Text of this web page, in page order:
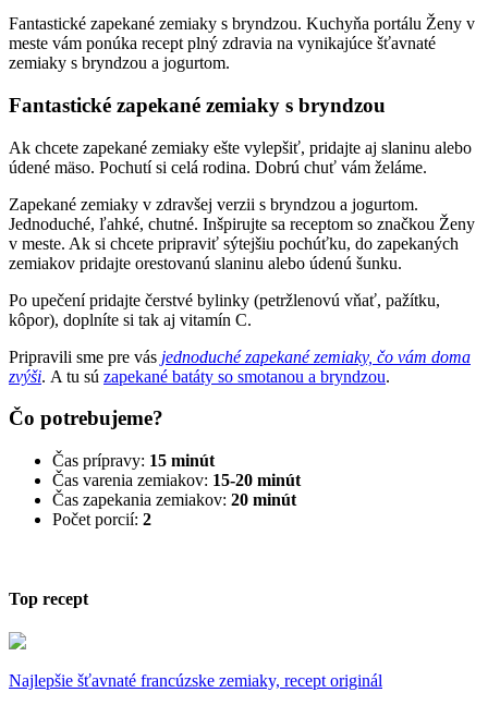
Fantastické zapekané zemiaky s bryndzou. Kuchyňa portálu Ženy v
meste vám ponúka recept plný zdravia na vynikajúce šťavnaté
zemiaky s bryndzou a jogurtom.
Fantastické zapekané zemiaky s bryndzou
Ak chcete zapekané zemiaky ešte vylepšiť, pridajte aj slaninu alebo
údené mäso. Pochutí si celá rodina. Dobrú chuť vám želáme.
Zapekané zemiaky v zdravšej verzii s bryndzou a jogurtom.
Jednoduché, ľahké, chutné. Inšpirujte sa receptom so značkou Ženy
v meste. Ak si chcete pripraviť sýtejšiu pochúťku, do zapekaných
zemiakov pridajte orestovanú slaninu alebo údenú šunku.
Po upečení pridajte čerstvé bylinky (petržlenovú vňať, pažítku,
kôpor), doplníte si tak aj vitamín C.
Pripravili sme pre vás jednoduché zapekané zemiaky, čo vám doma
zvýši. A tu sú zapekané batáty so smotanou a bryndzou.
Čo potrebujeme?
Čas prípravy: 15 minút
Čas varenia zemiakov: 15-20 minút
Čas zapekania zemiakov: 20 minút
Počet porcií: 2
Top recept
Najlepšie šťavnaté francúzske zemiaky, recept originál